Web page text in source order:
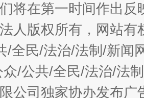
”的免责幌子
将在第一时间作出
人版权所有，网站
/全民/法治/法制/新闻
众/公共/全民/法治/法
限公司独家协办发布